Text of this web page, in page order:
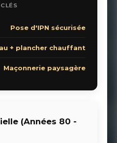
Pose d'IPN sécurisée
+ plancher chauffant
Maçonnerie paysagère
(Années 80 -